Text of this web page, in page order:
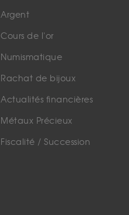
Argent
Cours de l'or
Numismatique
Rachat de bijoux
Actualités financières
Métaux Précieux
Fiscalité / Succession